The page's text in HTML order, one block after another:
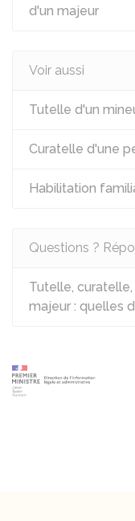
d'un majeur
Voir aussi
Tutelle d'un
Curatelle d'une
Habilitation
Questions ?
Tutelle,
majeur : quelles